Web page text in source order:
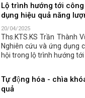
Lộ trình hướng tới
dụng hiệu quả năng
20/04/2025
Ths.KTS.KS Trần Thành
Nghiên cứu và ứng dụng
hội trong lộ trình hướng
Tự động hóa - chìa
quả